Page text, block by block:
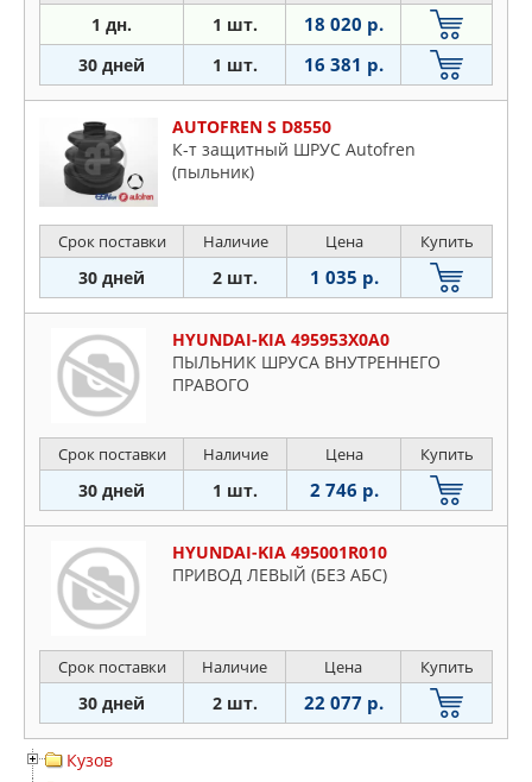
1 дн. 1 шт. 18 020 р.
30 дней 1 шт. 16 381 р.
AUTOFREN S D8550
К-т защитный ШРУС Autofren
(пыльник)
Срок поставки Наличие Цена Купить
30 дней 2 шт. 1 035 р.
HYUNDAI-KIA 495953X0A0
ПЫЛЬНИК ШРУСА ВНУТРЕННЕГО
ПРАВОГО
Срок поставки Наличие Цена Купить
30 дней 1 шт. 2 746 р.
HYUNDAI-KIA 495001R010
ПРИВОД ЛЕВЫЙ (БЕЗ АБС)
Срок поставки Наличие Цена Купить
30 дней 2 шт. 22 077 р.
Кузов